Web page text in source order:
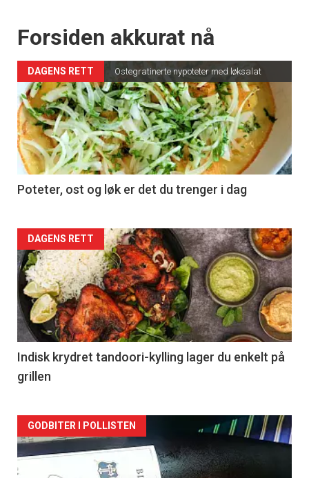
Forsiden akkurat nå
DAGENS RETT Ostegratinerte nypoteter med løksalat
Poteter, ost og løk er det du trenger i dag
Forsiden
akkurat
nå
-
2
DAGENS RETT
Indisk krydret tandoori-kylling lager du enkelt på
grillen
Forsiden
akkurat
GODBITER I POLLISTEN